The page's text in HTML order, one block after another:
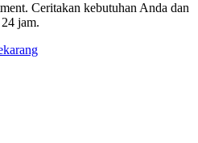
Ceritakan kebutuhan Anda dan
jam.